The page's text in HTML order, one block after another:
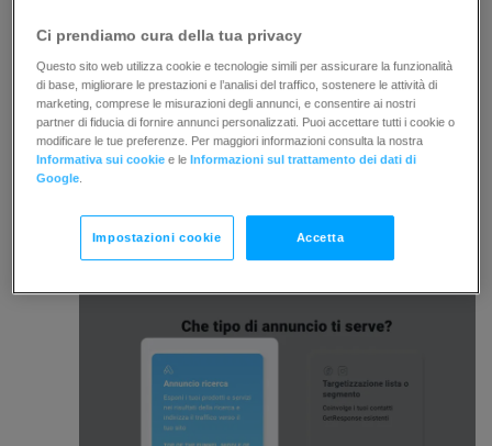
Coinvolgere il pubblicoaiuta a ottenere più
visite al tuo sito web. La selezione di questa
opzione ti consente di scegliereCerca
iscrizione.
Ci prendiamo cura della tua privacy
Questo sito web utilizza cookie e tecnologie simili per assicurare la funzionalità
di base, migliorare le prestazioni e l’analisi del traffico, sostenere le attività di
marketing, comprese le misurazioni degli annunci, e consentire ai nostri
partner di fiducia di fornire annunci personalizzati. Puoi accettare tutti i cookie o
modificare le tue preferenze. Per maggiori informazioni consulta la nostra
Informativa sui cookie e leInformazioni sul trattamento dei dati di
Google
Impostazioni cookie Accetta